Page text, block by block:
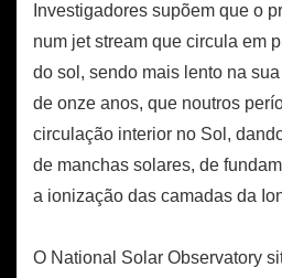
Investigadores supõem que o
num jet stream que circula em
do sol, sendo mais lento na
de onze anos, que noutros
circulação interior no Sol,
de manchas solares, de
a ionização das camadas da
O National Solar Observatory